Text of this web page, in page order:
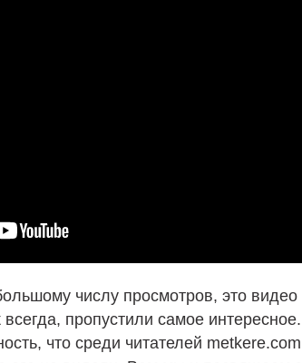
числу просмотров, это видео
пропустили самое
что среди читателей